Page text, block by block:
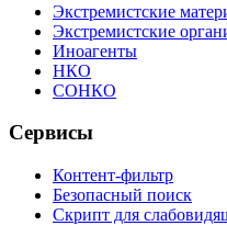
Экстремистские
Экстремистские
Иноагенты
НКО
СОНКО
Сервисы
Контент-фильтр
Безопасный поиск
Скрипт для